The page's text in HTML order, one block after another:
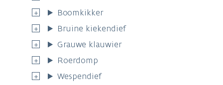
Boomkikker
Bruine kiekendief
Grauwe klauwier
Roerdomp
Wespendief